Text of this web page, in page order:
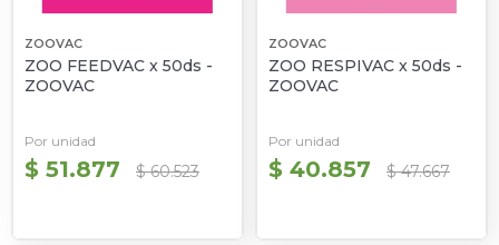
ZOOVAC
ZOO FEEDVAC x 50ds -
ZOOVAC
Por unidad
$ 51.877 $ 60.523
ZOOVAC
ZOO RESPIVAC x 50ds -
ZOOVAC
Por unidad
$ 40.857 $ 47.667